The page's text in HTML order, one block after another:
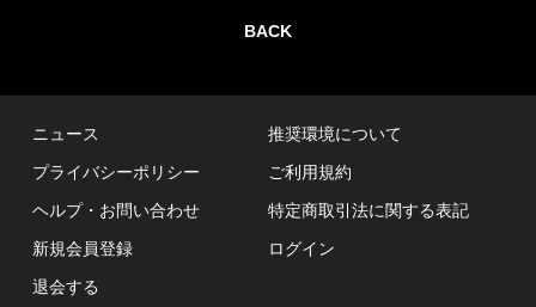
BACK
ニュース
推奨環境について
プライバシーポリシー
ご利用規約
ヘルプ・お問い合わせ
特定商取引法に関する表記
新規会員登録
ログイン
退会する